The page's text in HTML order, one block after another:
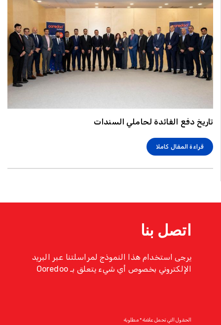
تاريخ دفع الفائدة لحاملي السندات
قراءة المقال كاملا
اتصل بنا
يرجى استخدام هذا النموذج لمراسلتنا عبر البريد
الإلكتروني بخصوص أي شيء يتعلق بـ Ooredoo
الحقول التي تحمل علامة * مطلوبة